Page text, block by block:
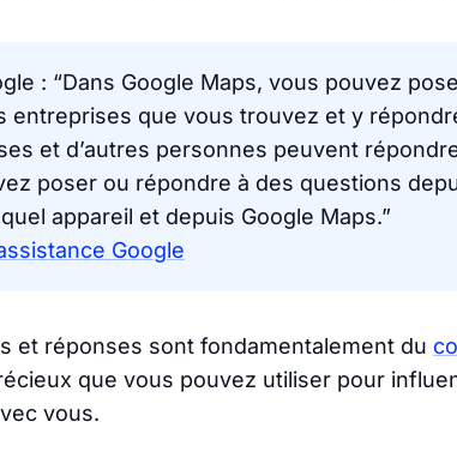
: “Dans Google Maps, vous pouvez
entreprises que vous trouvez et y
et d’autres personnes peuvent
poser ou répondre à des questions
appareil et depuis Google Maps.”
Google
et réponses sont fondamentalement du
que vous pouvez utiliser pour
vous.